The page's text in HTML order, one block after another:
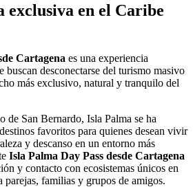
exclusiva en el Caribe
Cartagena es una experiencia
buscan desconectarse del turismo masivo
más exclusivo, natural y tranquilo del
de San Bernardo, Isla Palma se ha
favoritos para quienes desean vivir
y descanso en un entorno más
Isla Palma Day Pass desde Cartagena
y contacto con ecosistemas únicos en
parejas, familias y grupos de amigos.